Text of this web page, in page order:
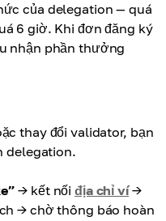
của delegation — quá
6 giờ. Khi đơn đăng ký
nhận phần thưởng
thay đổi validator, bạn
delegation.
→ kết nốiđịa chỉ ví→
→ chờ thông báo hoàn